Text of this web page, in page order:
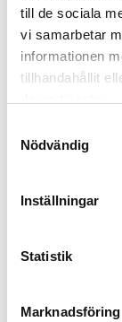
till de sociala
vi samarbetar
informationen
tillhandahållit
Nödvändig
Inställningar
Statistik
Marknadsföring
Debatt